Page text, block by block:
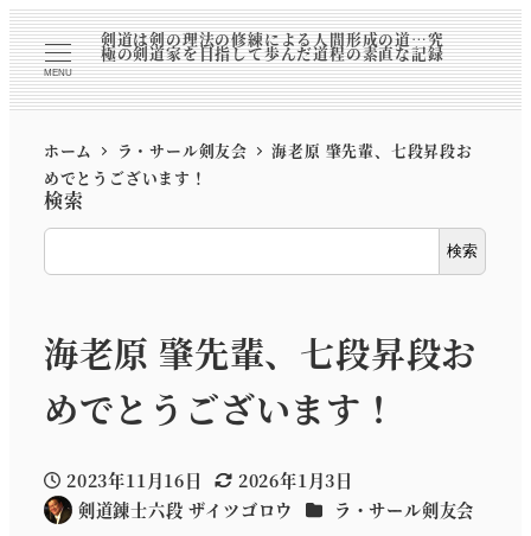
MENU
剣道は剣の理法の修練による人間形成の道…究
極の剣道家を目指して歩んだ道程の素直な記録
ホーム ラ・サール剣友会
海老原 肇先輩、七段昇段お
めでとうございます！
検索
検索
海老原 肇先輩、七段昇段お
めでとうございます！
投稿日
2023年11月16日
更新日
2026年1月3日
著
剣道錬士六段 ザイツゴロウ カテゴリー
ラ・サール剣友会